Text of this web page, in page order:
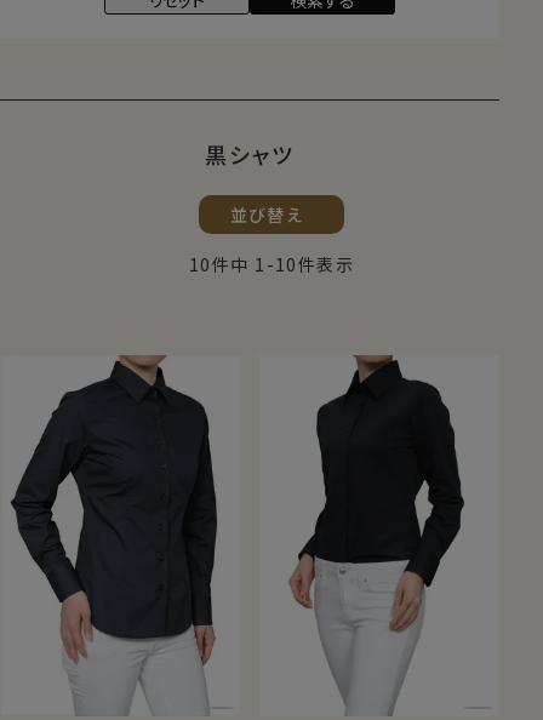
黒シャツ
並び替え
10件中 1 -10件表示